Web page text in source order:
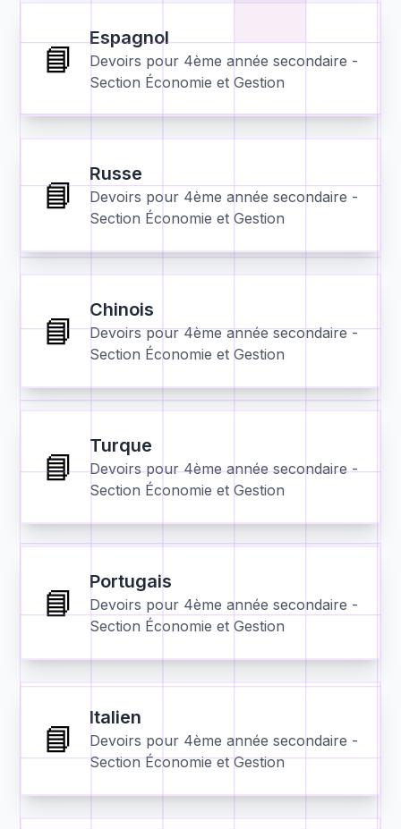
📘
Espagnol
Devoirs pour 4ème année secondaire -
Section Économie et Gestion
📘
Russe
Devoirs pour 4ème année secondaire -
Section Économie et Gestion
📘
Chinois
Devoirs pour4ème année secondaire -
Section Économie et Gestion
📘
Turque
Devoirs pour4ème année secondaire -
Section Économie et Gestion
📘
Portugais
Devoirs pour 4ème année secondaire -
Section Économie et Gestion
📘
Italien
Devoirs pour 4ème année secondaire -
Section Économie et Gestion